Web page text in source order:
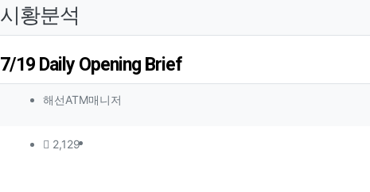
시황분석
7/19 Daily Opening Brief
작성자 정보
해선ATM매니저
컨텐츠 정보
2,129조회